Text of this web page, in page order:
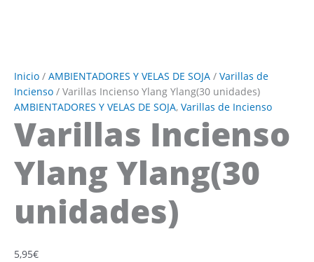
Inicio / AMBIENTADORES Y VELAS DE SOJA / Varillas de
Incienso / Varillas Incienso Ylang Ylang(30 unidades)
AMBIENTADORES Y VELAS DE SOJA, Varillas de Incienso
Varillas Incienso
Ylang Ylang(30
unidades)
5,95€